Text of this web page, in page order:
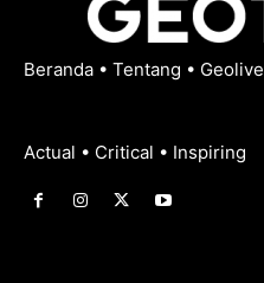
Beranda • Tentang • Geolive
Actual • Critical • Inspiring